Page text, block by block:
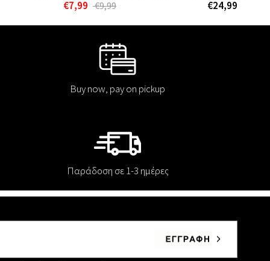
€7,99 €9,99 €24,99
Buy now, pay on pickup
Παράδοση σε 1-3 ημέρες